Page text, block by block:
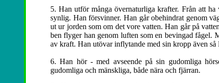
5. Han utför många övernaturliga krafter. Från att
synlig. Han försvinner. Han går obehindrat genom
ut ur jorden som om det vore vatten. Han går på
ben flyger han genom luften som en bevingad fågel.
av kraft. Han utövar inflytande med sin kropp även så
6. Han hör - med avseende på sin gudomliga
gudomliga och mänskliga, både nära och fjärran.